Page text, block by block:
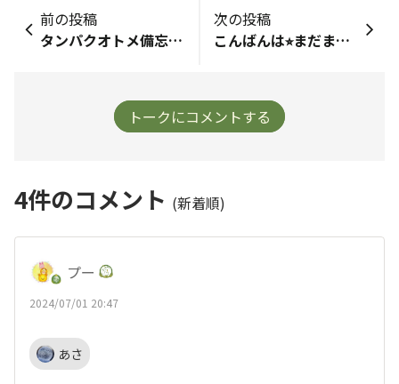
前の投稿
タンパクオトメ備忘録！ こちらの投稿でオススメを教えていただいたソイシリーズ、めちゃくちゃ美味しかった(^q^) これは、リピ買い決定です!! ふんわり春バニラ○ はんなり宇治抹茶味○ ソイ黒ごま◎ ソイアーモンド◎ 先日、すっきりチョコミント購入！ そして、みらいのこうそ1袋×みらいのエステ1袋もね！ これで、おこもり時間、16時間ファスティングします。 ファスティング後のタンパク質補給は、もちろんチョコミントで決まりです(^_-)
次の投稿
こんばんは⭐︎まだまだ梅雨が続きそうですね。 私が今月ゲットしたのは、三十穀米の黄です！ 初めに黒と赤を購入し、続いての注文です。 どの味もおいしく、全部試したいと思っています😊 おすすめがあれば、ぜひ教えてください。よろしく お願いします😌
トークにコメントする
4件のコメント (新着順)
プー
2024/07/01 20:47
あさ